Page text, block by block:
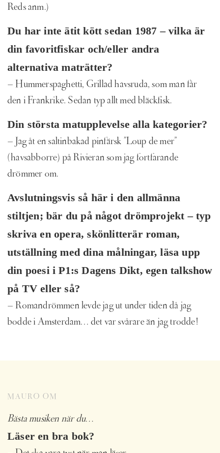
Reds anm.)
Du har inte ätit kött sedan 1987 – vilka är
din favoritfiskar och/eller andra
alternativa maträtter?
– Hummerspaghetti, Grillad havsruda, som man får
den i Frankrike. Sedan typ allt med bläckfisk.
Din största matupplevelse alla kategorier?
– Jag åt en saltinbakad pinfärsk ”Loup de mer”
(havsabborre) på Rivieran som jag fortfarande
drömmer om.
Avslutningsvis så här i den allmänna
stiltjen; bär du på något drömprojekt – typ
skriva en opera, skönlitterär roman,
utställning med dina målningar, läsa upp
din poesi i P1:s Dagens Dikt, egen talkshow
på TV eller så?
– Romandrömmen levde jag ut under tiden då jag
bodde i Amsterdam… det var svårare än jag trodde!
MAURO OM
Bästa musiken när du…
Läser en bra bok?